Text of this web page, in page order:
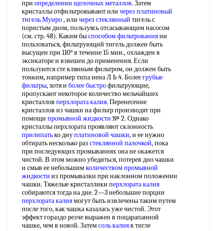
при определении щелочных металлов. Затем
кристаллы отфильтровывают или через платиновый
тигель Мунро, или через стеклянный тигель с
пористым дном, пользуясь отсасывающим насосом
(см. стр. 48). Каким быспособом фильтрованияни
пользоваться, фильтрующий тигель должен быть
высущен при 110° в течение 15 мин., охлажден в
эксикаторе и взвешен до применения. Если
пользуются сте клянным фильтром, он должен быть
тонким, например типа иена Л Ь 4. Болеегрубые
фильтры, хотя и более быстрофильтрующие,
пропускают некоторое количество мельчайших
кристаллов перхлората калия. Перенесение
кристаллов из чашки на фильтр производят при
помощи промывной жидкости № 2. Однако
кристаллы перхлората проявляют склонность
прилипатько днуплатиновой чашки, и ее нужно
обтирать несколько раз стеклянной палочкой, пока
при последующих промываниях она не окажется
чистой. В этом можно убедиться, потерев дно чашки
и смыв ее небольшимколичеством промывной
жидкости из промывалки при наклонном положении
чашки. Тяжелые кристаллики перхлората калия
собираются тогда на дне. 2—3 небольшие порции
перхлората калиямогут быть извлечены таким путем
после того, как чашка казалась уже чистой. Этот
эффект гораздо резче выражен в поцарапанной
чашке, чем в новой. Затемсоль калияв тигле